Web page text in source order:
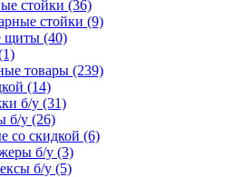
стойки (36)
стойки (9)
щиты (40)
товары (239)
(14)
б/у (31)
б/у (26)
со скидкой (6)
б/у (3)
б/у (5)